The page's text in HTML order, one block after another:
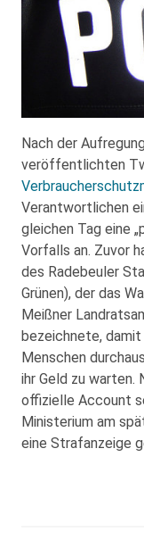
Nach der
veröffentlichten
Verantwortlichen
gleichen Tag eine
Vorfalls an. Zuvor
des Radebeuler
Grünen), der das
Meißner
bezeichnete,
Menschen
ihr Geld zu warten.
offizielle Account
Ministerium am
eine Strafanzeige